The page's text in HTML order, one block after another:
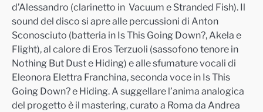
d’Alessandro (clarinetto in Vacuum e Stranded Fish). Il
sound del disco si apre alle percussioni di Anton
Sconosciuto (batteria in Is This Going Down?, Akela e
Flight), al calore di Eros Terzuoli (sassofono tenore in
Nothing But Dust e Hiding) e alle sfumature vocali di
Eleonora Elettra Franchina, seconda voce in Is This
Going Down? e Hiding. A suggellare l’anima analogica
del progetto è il mastering, curato a Roma da Andrea